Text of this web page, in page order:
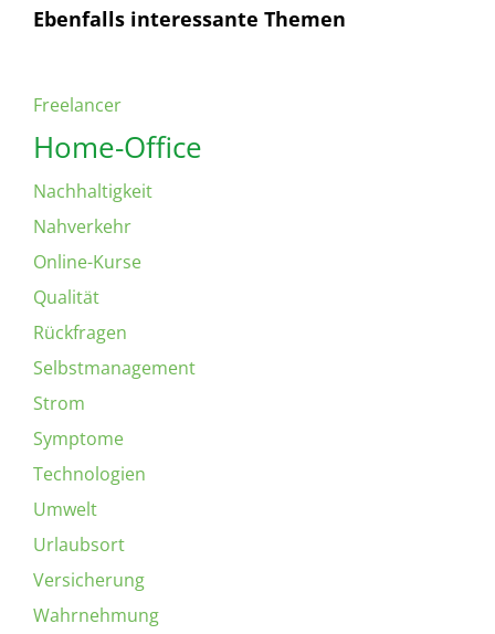
Ebenfalls interessante Themen
Freelancer
Home-Office
Nachhaltigkeit
Nahverkehr
Online-Kurse
Qualität
Rückfragen
Selbstmanagement
Strom
Symptome
Technologien
Umwelt
Urlaubsort
Versicherung
Wahrnehmung